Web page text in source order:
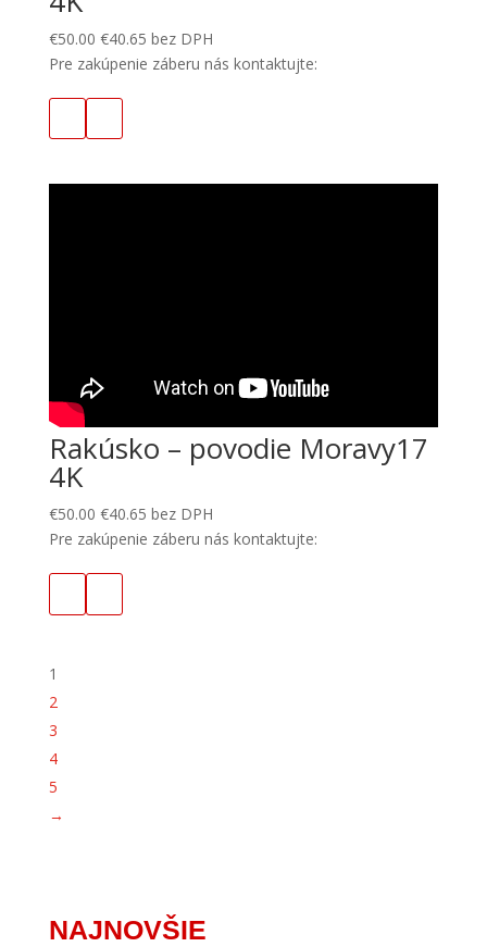
€50.00 €40.65 bez DPH
Pre zakúpenie záberu nás kontaktujte:
Rakúsko – povodie Moravy17
4K
€50.00 €40.65 bez DPH
Pre zakúpenie záberu nás kontaktujte:
1
2
3
4
5
→
NAJNOVŠIE